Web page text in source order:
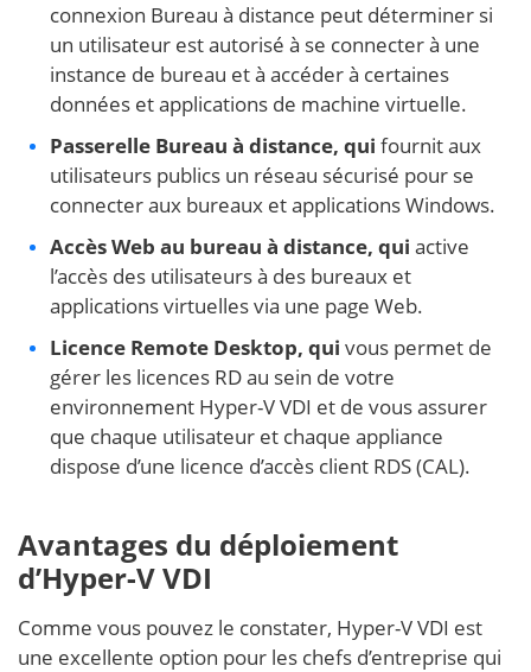
connexion Bureau à distance peut déterminer si
un utilisateur est autorisé à se connecter à une
instance de bureau et à accéder à certaines
données et applications de machine virtuelle.
Passerelle Bureau à distance, qui fournit aux
utilisateurs publics un réseau sécurisé pour se
connecter aux bureaux et applications Windows.
Accès Web au bureau à distance, qui active
l’accès des utilisateurs à des bureaux et
applications virtuelles via une page Web.
Licence Remote Desktop, qui vous permet de
gérer les licences RD au sein de votre
environnement Hyper-V VDI et de vous assurer
que chaque utilisateur et chaque appliance
dispose d’une licence d’accès client RDS (CAL).
Avantages du déploiement
d’Hyper-V VDI
Comme vous pouvez le constater, Hyper-V VDI est
une excellente option pour les chefs d’entreprise qui